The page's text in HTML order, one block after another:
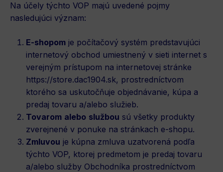
Na účely týchto VOP majú uvedené pojmy
nasledujúci význam:
E-shopom je počítačový systém predstavujúci
internetový obchod umiestnený v sieti internet s
verejným prístupom na internetovej stránke
https://store.dac1904.sk, prostredníctvom
ktorého sa uskutočňuje objednávanie, kúpa a
predaj tovaru a/alebo služieb.
Tovarom alebo službou sú všetky produkty
zverejnené v ponuke na stránkach e-shopu.
Zmluvou je kúpna zmluva uzatvorená podľa
týchto VOP, ktorej predmetom je predaj tovaru
a/alebo služby Obchodníka prostredníctvom